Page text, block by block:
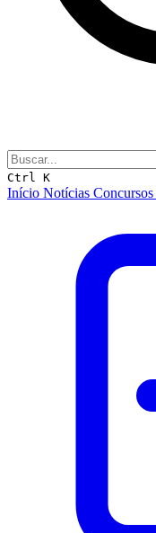
Ctrl K
Início Notícias Concursos